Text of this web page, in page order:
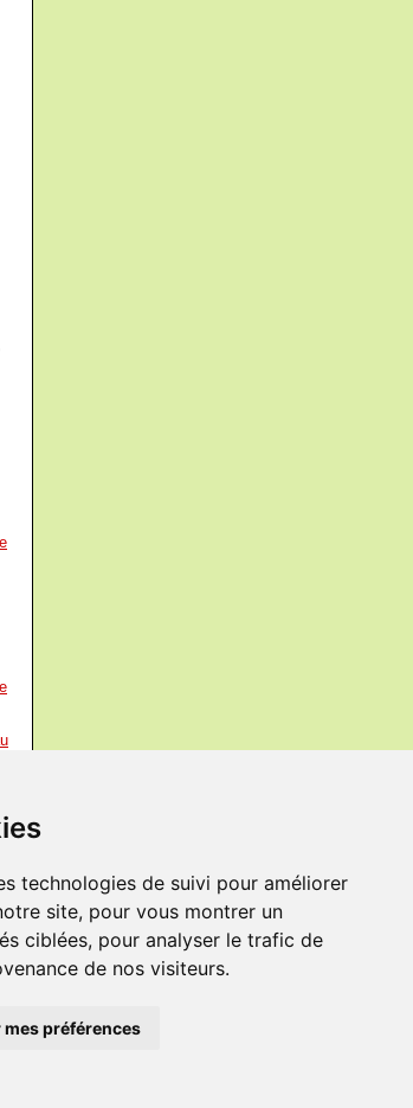
technologies de suivi pour améliorer
site, pour vous montrer un
ciblées, pour analyser le trafic de
de nos visiteurs.
mes préférences